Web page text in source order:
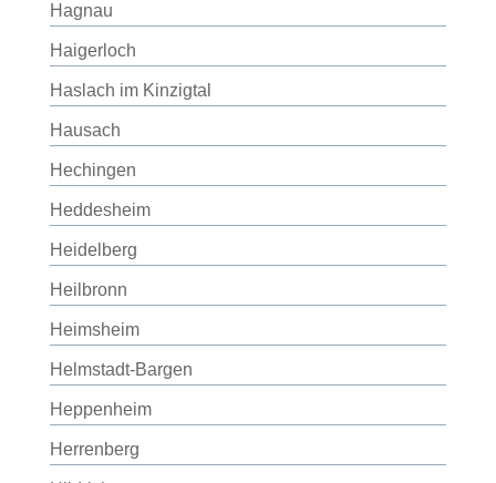
Hagnau
Haigerloch
Haslach im Kinzigtal
Hausach
Hechingen
Heddesheim
Heidelberg
Heilbronn
Heimsheim
Helmstadt-Bargen
Heppenheim
Herrenberg